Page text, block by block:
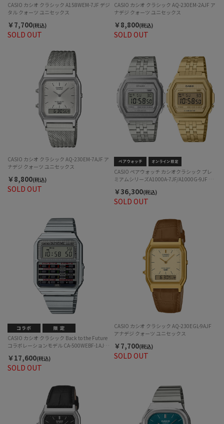
SOLD OUT
CASIO カシオ クラシック A158WEM-7JF デジ
タル クォーツ ユニセックス
￥7,700(税込)
SOLD OUT
CASIO カシオ クラシック AQ-230EM-2AJF ア
ナデジ クォーツ ユニセックス
￥8,800(税込)
SOLD OUT
CASIO カシオ クラシック AQ-230EM-7AJF ア
ナデジ クォーツ ユニセックス
￥8,800(税込)
SOLD OUT
CASIO ペアウォッチ カシオクラシック プレ
ミアムシリーズA1000A-7JF/A1000G-9JF ク
￥36,300(税込)
SOLD OUT
CASIO カシオ クラシック Back to the Future
コラボレーションモデル CA-500WEBF-1AJR
ス
￥17,600(税込) SOLD OUT
CASIO カシオ クラシック AQ-230EGL-9AJF
アナデジ クォーツ ユニセックス
￥7,700(税込)